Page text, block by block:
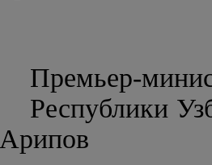
Премьер-
Арипов